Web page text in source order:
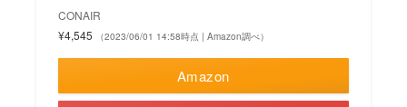
CONAIR
¥4,545
（2023/06/01 14:58時点 | Amazon調べ）
Amazon